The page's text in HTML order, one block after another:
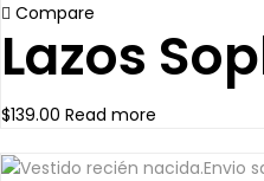
Compare
Lazos
$139.00 Read more